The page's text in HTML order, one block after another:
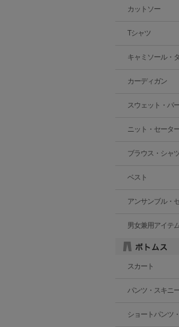
カットソー
Tシャツ
キャミソール・
カーディガン
スウェット・パ
ニット・セータ
ブラウス・シャ
ベスト
アンサンブル・
男女兼用アイテ
スカート
パンツ・スキニ
ショートパンツ